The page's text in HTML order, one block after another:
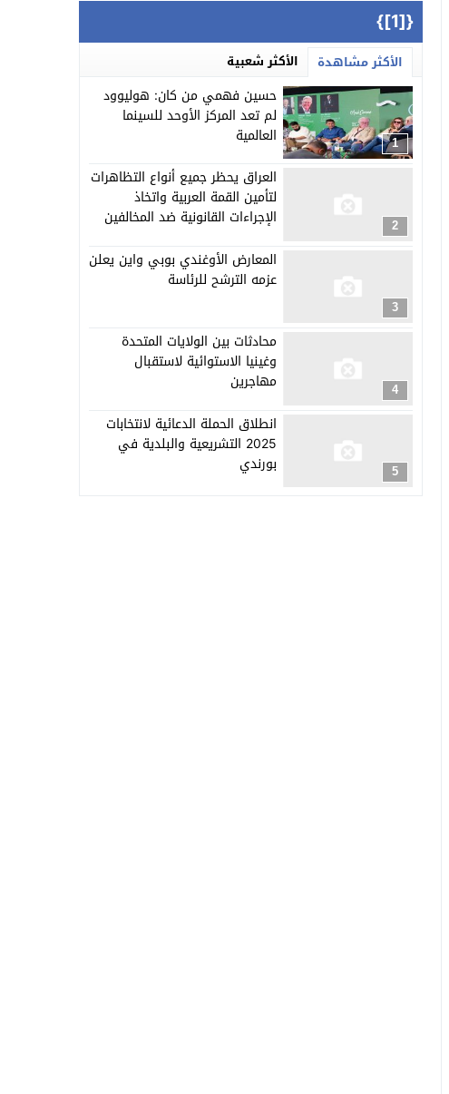
{[1]}
الأكثر مشاهدة الأكثر شعبية
1
حسين فهمي من كان: هوليوود
لم تعد المركز الأوحد للسينما
العالمية
2
العراق يحظر جميع أنواع التظاهرات
لتأمين القمة العربية واتخاذ
الإجراءات القانونية ضد المخالفين
3
المعارض الأوغندي بوبي واين يعلن
عزمه الترشح للرئاسة
4
محادثات بين الولايات المتحدة
وغينيا الاستوائية لاستقبال
مهاجرين
5
انطلاق الحملة الدعائية لانتخابات
2025 التشريعية والبلدية في
بورندي